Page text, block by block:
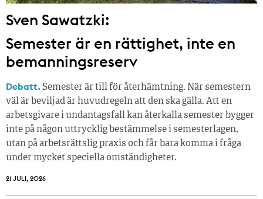
Sven Sawatzki:
Semester är en rättighet, inte en
bemanningsreserv
Debatt.Semester är till för återhämtning. När semestern
väl är beviljad är huvudregeln att den ska gälla. Att en
arbetsgivare i undantagsfall kan återkalla semester bygger
inte på någon uttrycklig bestämmelse i semesterlagen,
utan på arbetsrättslig praxis och får bara komma i fråga
under mycket speciella omständigheter.
21 JULI, 2026